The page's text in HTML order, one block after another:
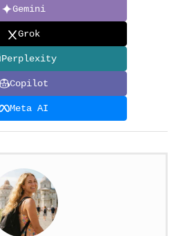
Gemini
Grok
Perplexity
Copilot
Meta AI